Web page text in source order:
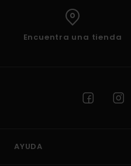
Encuentra una tienda
AYUDA